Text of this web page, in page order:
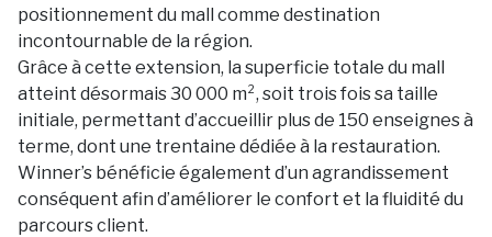
positionnement du mall comme destination
incontournable de la région.
Grâce à cette extension, la superficie totale du mall
atteint désormais 30 000 m², soit trois fois sa taille
initiale, permettant d’accueillir plus de 150 enseignes à
terme, dont une trentaine dédiée à la restauration.
Winner’s bénéficie également d’un agrandissement
conséquent afin d’améliorer le confort et la fluidité du
parcours client.